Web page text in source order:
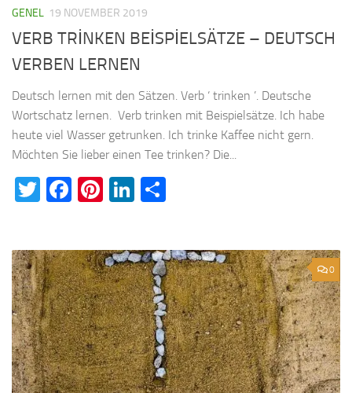
GENEL 19 NOVEMBER 2019
VERB TRİNKEN BEİSPİELSÄTZE – DEUTSCH
VERBEN LERNEN
Deutsch lernen mit den Sätzen. Verb ‘ trinken ’. Deutsche
Wortschatz lernen. Verb trinken mit Beispielsätze. Ich habe
heute viel Wasser getrunken. Ich trinke Kaffee nicht gern.
Möchten Sie lieber einen Tee trinken? Die...
Twitter
Facebook
Pinterest
LinkedIn
0